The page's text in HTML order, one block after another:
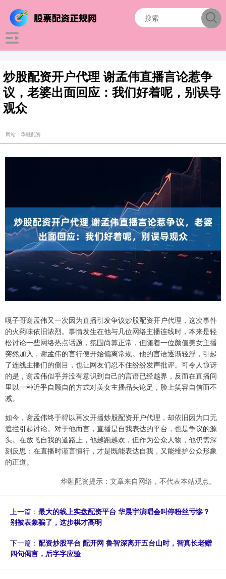
炒股配资开户代理 谢孟伟直播言论惹争
议，老婆出面回应：我们好着呢，别误导
观众
网站：华融配资
嘎子哥谢孟伟又一次因为直播引发争议炒股配资开户代理，这次事件
的火药味依旧浓烈。事情发生在他与几位网络主播连线时，本来是轻
松讨论一些网络热点话题，氛围尚算正常，但随着一位颜值美女主播
突然加入，谢孟伟的言行便开始偏离常规。他的言语逐渐轻浮，引起
了连线主播们的侧目，也让网友们忍不住纷纷发声批评。可令人惊讶
的是，谢孟伟似乎并没有意识到自己的言语已经越界，反而在直播间
里以一种近乎自顾自的方式对美女主播品头论足，脸上笑容自信而不
减。
如今，谢孟伟终于得以再次开播炒股配资开户代理，却依旧因为口无
遮拦引起讨论。对于他而言，直播是自我表达的平台，也是争议的源
头。在放飞自我的道路上，他越跑越欢，但作为公众人物，他仍需深
刻反思：在直播时谨言慎行，才是既能表达自我，又能维护公众形象
的正道。
华融配资提示：文章来自网络，不代表本站观点。
上一篇： 最大的线上实盘配资平台 华晨宇演唱会叫停粉丝亏惨？
别被表象骗了，这步棋才高明
下一篇： 配资炒股平台 配开网 鲁智深离开五台山时，智真长老赠
四句偈言，后字字应验